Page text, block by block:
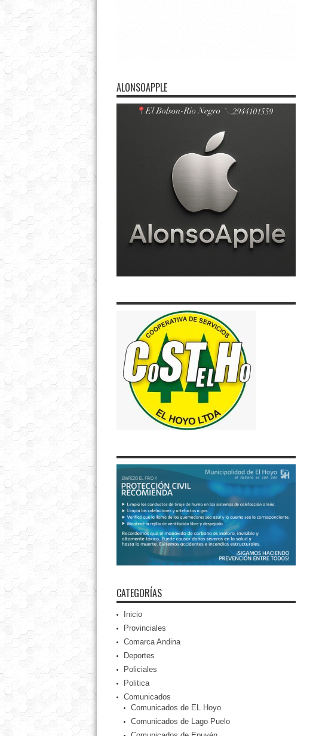
ALONSOAPPLE
CATEGORÍAS
Inicio
Provinciales
Comarca Andina
Deportes
Policiales
Politica
Comunicados
Comunicados de EL Hoyo
Comunicados de Lago Puelo